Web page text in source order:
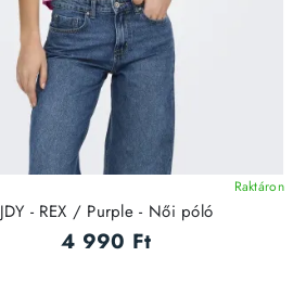
Raktáron
JDY - REX / Purple - Női póló
4 990 Ft